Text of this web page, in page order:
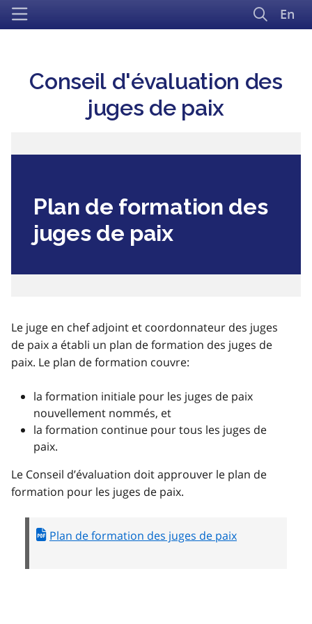
En
Conseil d'évaluation des
juges de paix
Plan de formation des
juges de paix
Le juge en chef adjoint et coordonnateur des juges
de paix a établi un plan de formation des juges de
paix. Le plan de formation couvre:
la formation initiale pour les juges de paix
nouvellement nommés, et
la formation continue pour tous les juges de
paix.
Le Conseil d’évaluation doit approuver le plan de
formation pour les juges de paix.
Plan de formation des juges de paix